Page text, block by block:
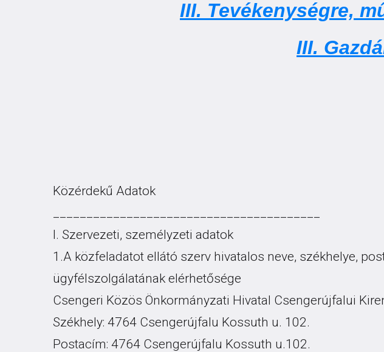
III. Tevékenységre,
III.
Közérdekű Adatok
I. Szervezeti, személyzeti adatok
1.A közfeladatot ellátó szerv hivatalos neve, székhelye,
ügyfélszolgálatának elérhetősége
Csengeri Közös Önkormányzati Hivatal Csengerújfalui
Székhely: 4764 Csengerújfalu Kossuth u. 102.
Postacím: 4764 Csengerújfalu Kossuth u.102.